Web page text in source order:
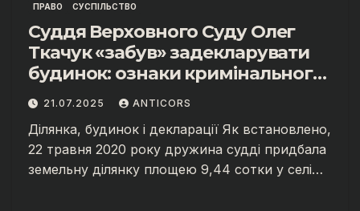
ПРАВО СУСПІЛЬСТВО
Суддя Верховного Суду Олег
Ткачук «забув» задекларувати
будинок: ознаки кримінального
правопорушення?
21.07.2025 ANTICORS
Ділянка, будинок і декларації Як встановлено,
22 травня 2020 року дружина судді придбала
земельну ділянку площею 9,44 сотки у селі…